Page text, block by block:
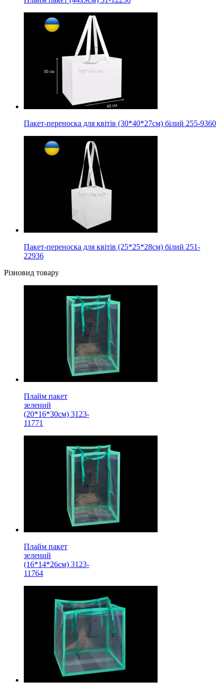
Пакет-переноска для квітів (30*40*27см) білий 255-9360
Пакет-переноска для квітів (25*25*28см) білий 251-
22936
Різновид товару
Плайм пакет
зелений
(20*16*30см) 3123-
11771
Плайм пакет
зелений
(16*14*26см) 3123-
11764